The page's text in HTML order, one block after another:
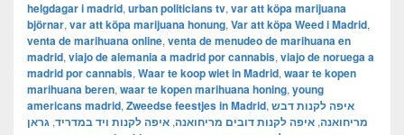
helgdagar i madrid, urban politicians tv, var att köpa marijuana
björnar, var att köpa marijuana honung, Var att köpa Weed i Madrid,
venta de marihuana online, venta de menudeo de marihuana en
madrid, viajo de alemania a madrid por cannabis, viajo de noruega a
madrid por cannabis, Waar te koop wiet in Madrid, waar te kopen
marihuana beren, waar te kopen marihuana honing, young
americans madrid, Zweedse feestjes in Madrid, איפה לקנות דבש
מריחואנה, איפה לקנות דובים מריחואנה, איפה לקנות ויד במדריד, גראן